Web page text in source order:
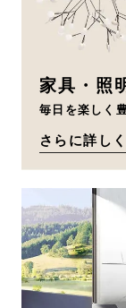
オンライン見
家具・照
毎日を楽しく
さらに詳しく